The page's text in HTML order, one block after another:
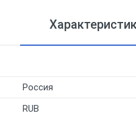
Россия
RUB